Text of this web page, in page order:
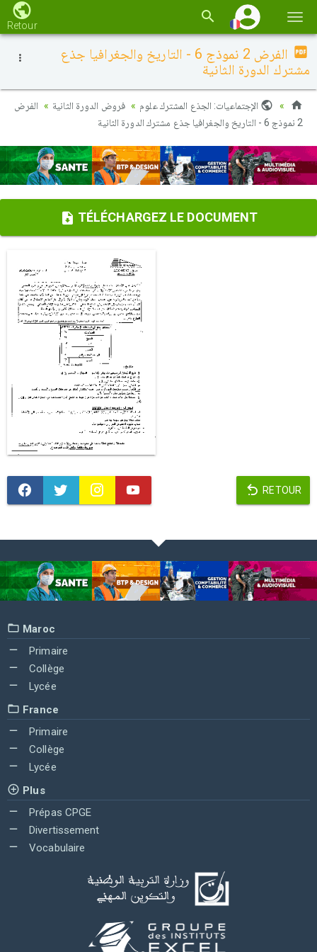
la
Retour
الفرض 2 نموذج 6 - التاريخ والجغرافيا جذع
مشترك الدورة الثانية
الإجتماعيات: الجذع المشترك علوم فروض الدورة الثانية
الفرض
2 نموذج 6 - التاريخ والجغرافيا جذع مشترك الدورة الثانية
TÉLÉCHARGEZ LE DOCUMENT
RETOUR
Maroc
Primaire
Collège
Lycée
France
Primaire
Collège
Lycée
Plus
Prépas CPGE
Divertissement
Vocabulaire